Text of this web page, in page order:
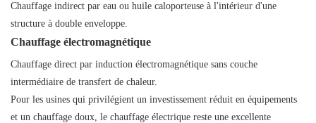
Chauffage indirect par eau ou huile caloporteuse à l'intérieur d'une
structure à double enveloppe.
Chauffage électromagnétique
Chauffage direct par induction électromagnétique sans couche
intermédiaire de transfert de chaleur.
Pour les usines qui privilégient un investissement réduit en équipements
et un chauffage doux, le chauffage électrique reste une excellente